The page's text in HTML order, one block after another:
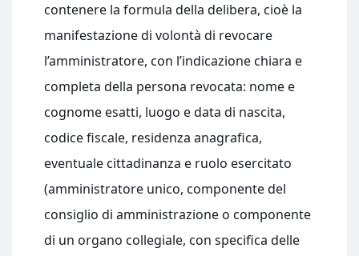
contenere la formula della delibera, cioè la
manifestazione di volontà di revocare
l’amministratore, con l’indicazione chiara e
completa della persona revocata: nome e
cognome esatti, luogo e data di nascita,
codice fiscale, residenza anagrafica,
eventuale cittadinanza e ruolo esercitato
(amministratore unico, componente del
consiglio di amministrazione o componente
di un organo collegiale, con specifica delle